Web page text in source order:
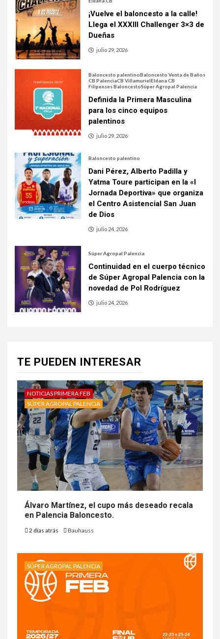
¡Vuelve el baloncesto a la calle!
Llega el XXXIII Challenger 3×3 de
Dueñas
julio 29, 2026
Baloncesto palentinoBaloncesto Venta de Baños
CB PalenciaCB VillamurielEldana CB
Filipenses BaloncestoSúper Agropal Palencia
Definida la Primera Masculina
para los cinco equipos
palentinos
julio 29, 2026
Baloncesto palentino
Dani Pérez, Alberto Padilla y
Yatma Toure participan en la «I
Jornada Deportiva» que organiza
el Centro Asistencial San Juan
de Dios
julio 24, 2026
Súper Agropal Palencia
Continuidad en el cuerpo técnico
de Súper Agropal Palencia con la
novedad de Pol Rodríguez
julio 24, 2026
TE PUEDEN INTERESAR
NOTICIAS PRIMERA FEB
SÚPER AGROPAL PALENCIA
Álvaro Martínez, el cupo más deseado recala
en Palencia Baloncesto.
2 días atrás Bauhauss
SÚPER AGROPAL PALENCIA